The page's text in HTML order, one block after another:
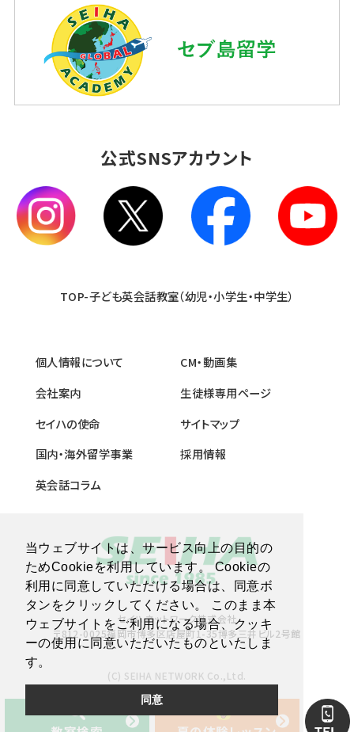
当ウェブサイトは、サービス向上の目的の
ためCookieを利用しています。 Cookieの
利用に同意していただける場合は、同意ボ
タンをクリックしてください。 このまま本
ウェブサイトをご利用になる場合、クッキ
ーの使用に同意いただいたものといたしま
す。
同意
公式SNSアカウント
TOP-子ども英会話教室（幼児・小学生・中学生）
個人情報について
会社案内
セイハの使命
国内・海外留学事業
英会話コラム
CM・動画集
生徒様専用ページ
サイトマップ
採用情報
セイハネットワーク株式会社
〒812-0025福岡市博多区店屋町1-35博多三井ビル2号館
(C) SEIHA NETWORK Co.,Ltd.